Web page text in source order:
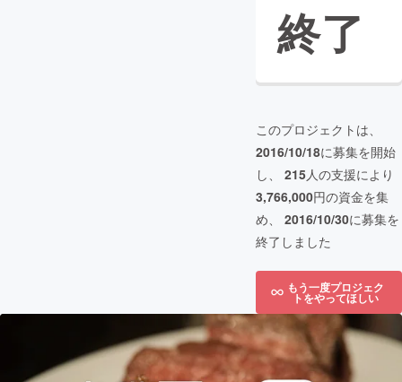
終了
このプロジェクトは、
2016/10/18に募集を開始
し、 215人の支援により
3,766,000円の資金を集
め、 2016/10/30に募集を
終了しました
もう一度プロジェク
トをやってほしい